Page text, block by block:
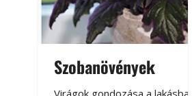
Szobanövények